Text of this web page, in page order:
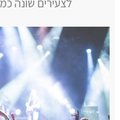
לצעירים שונה